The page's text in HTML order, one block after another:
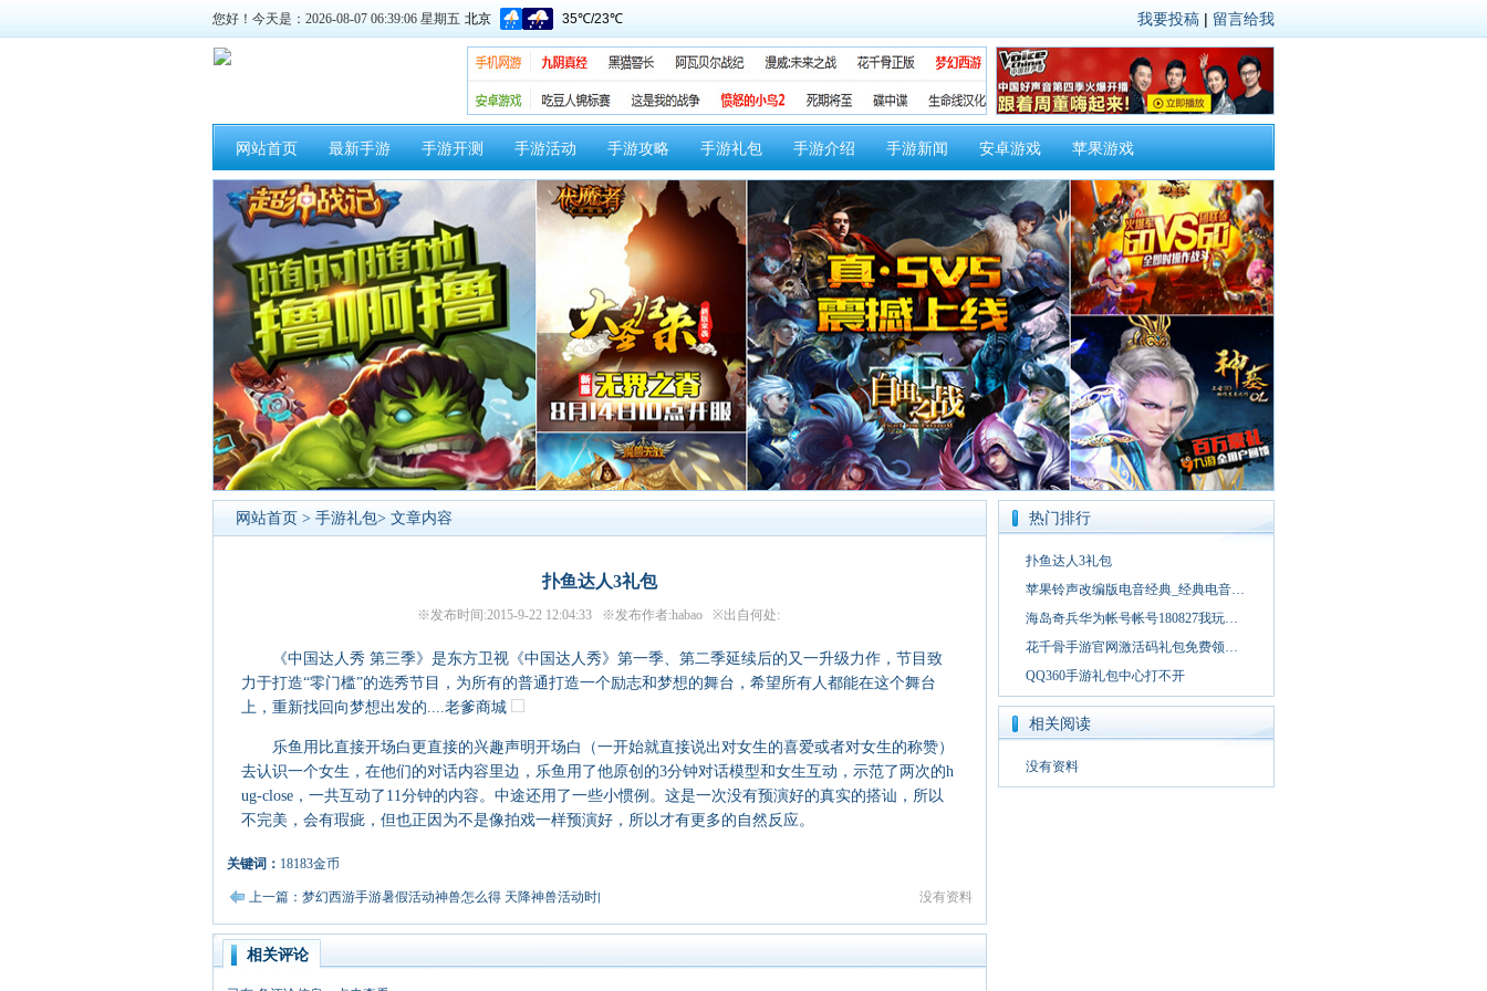
您好！今天是：2026-08-07 06:39:07 星期五 我要投稿 | 留言给我
网站首页 最新手游 手游开测 手游活动 手游攻略 手游礼包 手游介绍 手游新闻 安卓游戏 苹果游戏
网站首页 > 手游礼包> 文章内容
扑鱼达人3礼包
※发布时间:2015-9-22 12:04:33 ※发布作者:habao ※出自何处:
《中国达人秀 第三季》是东方卫视《中国达人秀》第一季、第二季延续后的又一升级力作，节目致
力于打造“零门槛”的选秀节目，为所有的普通打造一个励志和梦想的舞台，希望所有人都能在这个舞台
上，重新找回向梦想出发的....老爹商城
乐鱼用比直接开场白更直接的兴趣声明开场白（一开始就直接说出对女生的喜爱或者对女生的称赞）
去认识一个女生，在他们的对话内容里边，乐鱼用了他原创的3分钟对话模型和女生互动，示范了两次的h
ug-close，一共互动了11分钟的内容。中途还用了一些小惯例。这是一次没有预演好的真实的搭讪，所以
不完美，会有瑕疵，但也正因为不是像拍戏一样预演好，所以才有更多的自然反应。
关键词： 18183金币
上一篇：梦幻西游手游暑假活动神兽怎么得 天降神兽活动时间表 没有资料
相关评论
热门排行
扑鱼达人3礼包
苹果铃声改编版电音经典_经典电音…
海岛奇兵华为帐号帐号180827我玩…
花千骨手游官网激活码礼包免费领…
QQ360手游礼包中心打不开
相关阅读
没有资料